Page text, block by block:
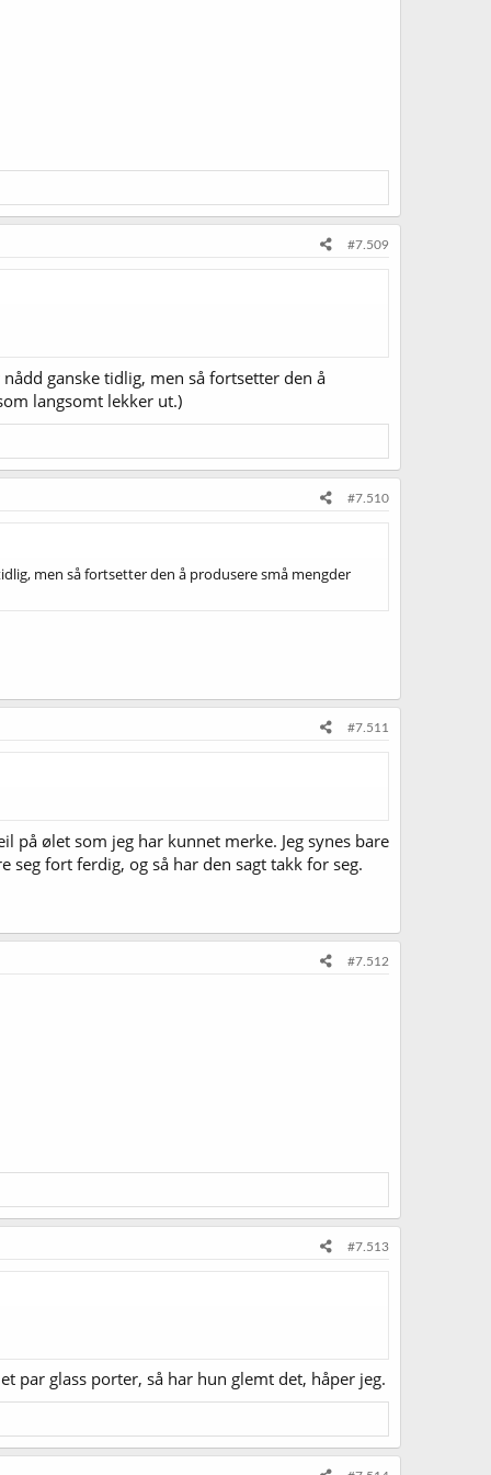
#7.509
ganske tidlig, men så fortsetter den å
langsomt lekker ut.)
#7.510
men så fortsetter den å produsere små mengder
#7.511
ølet som jeg har kunnet merke. Jeg synes bare
fort ferdig, og så har den sagt takk for seg.
#7.512
#7.513
par glass porter, så har hun glemt det, håper jeg.